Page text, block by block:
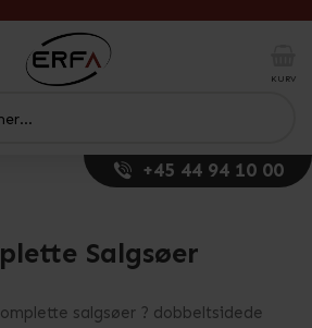
+45 44 94 10 00
KURV
Salgsøer
salgsøer ? dobbeltsidede